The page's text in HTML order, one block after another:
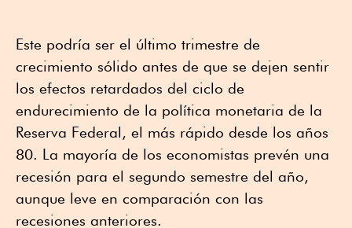
Este podría ser el último trimestre de
crecimiento sólido antes de que se dejen sentir
los efectos retardados del ciclo de
endurecimiento de la política monetaria de la
Reserva Federal, el más rápido desde los años
80. La mayoría de los economistas prevén una
recesión para el segundo semestre del año,
aunque leve en comparación con las
recesiones anteriores.